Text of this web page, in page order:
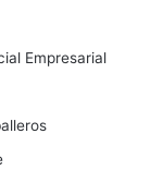
Empresarial